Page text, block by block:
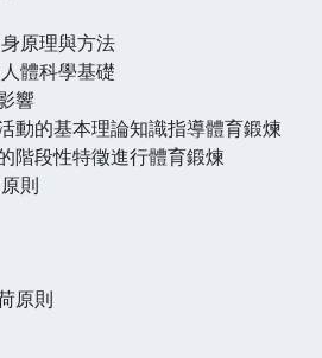
原理與方法
體科學基礎
響
動的基本理論知識指導體育鍛煉
階段性特徵進行體育鍛煉
則
原則